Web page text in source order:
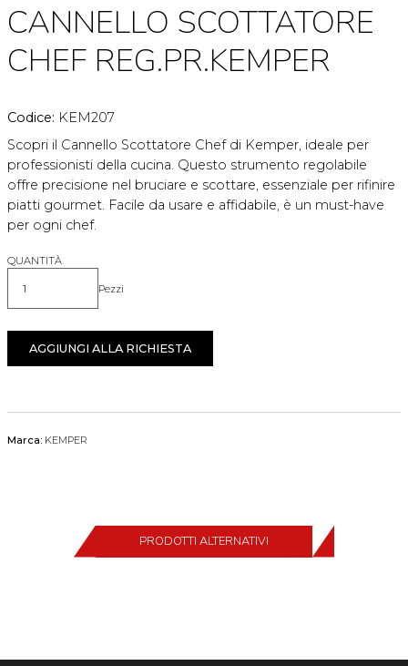
CANNELLO SCOTTATORE
CHEF REG.PR.KEMPER
Codice: KEM207
Scopri il Cannello Scottatore Chef di Kemper, ideale per
professionisti della cucina. Questo strumento regolabile
offre precisione nel bruciare e scottare, essenziale per rifinire
piatti gourmet. Facile da usare e affidabile, è un must-have
per ogni chef.
QUANTITÀ
Quantità Pezzi
AGGIUNGI ALLA RICHIESTA
Marca: KEMPER
PRODOTTI ALTERNATIVI